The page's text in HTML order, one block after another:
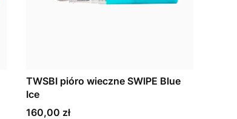
TWSBI pióro wieczne SWIPE Blue
Ice
Cena
160,00 zł